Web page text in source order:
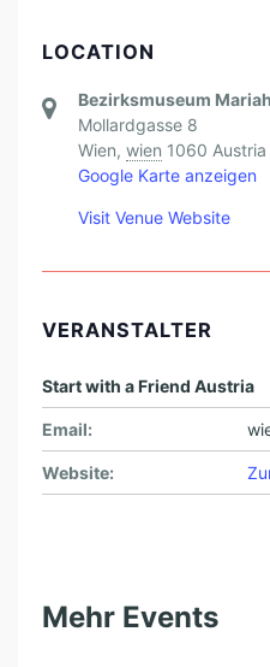
LOCATION
Bezirksmuseum
Mollardgasse 8
Wien, wien 1060 Austria
Google Karte anzeigen
Visit Venue Website
VERANSTALTER
Start with a Friend Austria
Email:
Website:
Mehr Events